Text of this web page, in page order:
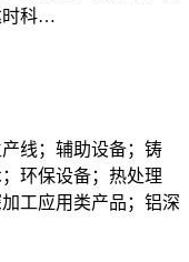
时科…
线；辅助设备；铸
环保设备；热处理
工应用类产品；铝深